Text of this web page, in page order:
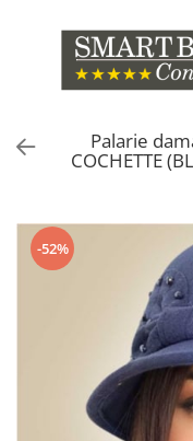
Palarie
COCHETTE
-52%